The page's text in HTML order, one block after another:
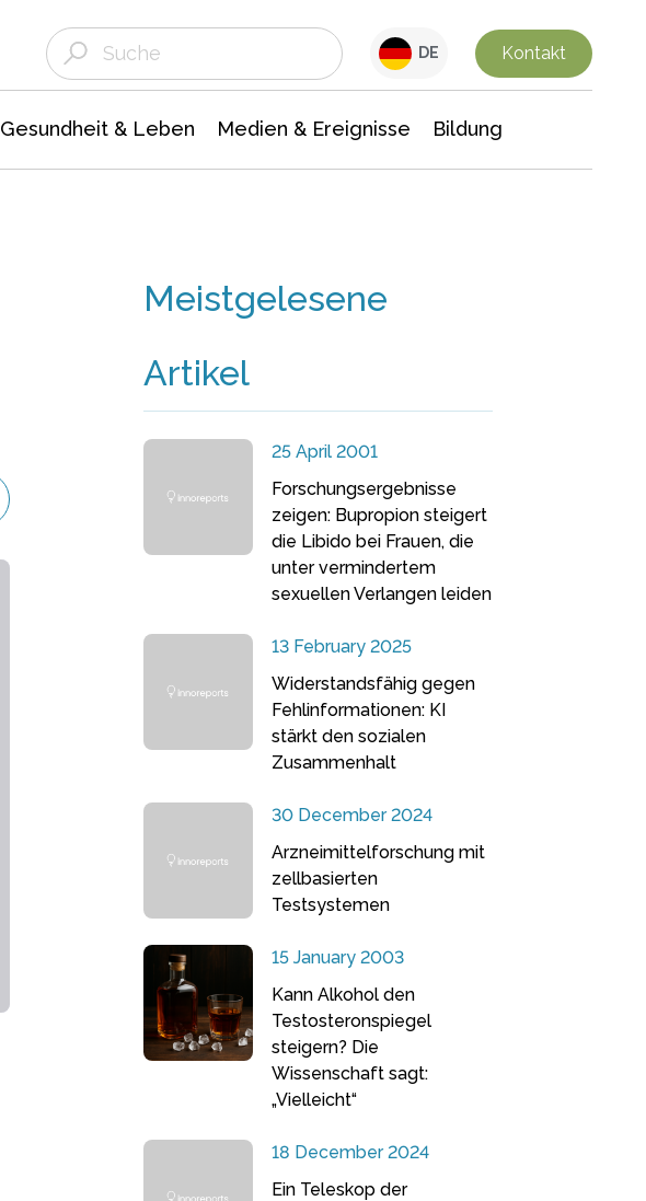
DE Kontakt
Gesundheit & Leben Medien & Ereignisse Bildung
Meistgelesene
Artikel
25 April 2001
Forschungsergebnisse
zeigen: Bupropion steigert
die Libido bei Frauen, die
unter vermindertem
sexuellen Verlangen leiden
13 February 2025
Widerstandsfähig gegen
Fehlinformationen: KI
stärkt den sozialen
Zusammenhalt
30 December 2024
Arzneimittelforschung mit
zellbasierten
Testsystemen
15 January 2003
Kann Alkohol den
Testosteronspiegel
steigern? Die
Wissenschaft sagt:
„Vielleicht“
18 December 2024
Ein Teleskop der